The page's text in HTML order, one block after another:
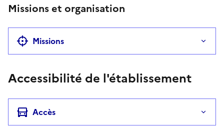
Missions et organisation
Missions
Accessibilité de l'établissement
Accès